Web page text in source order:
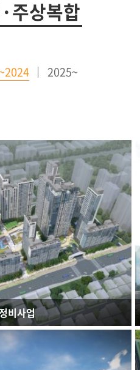
주상복합
2025~
비사업